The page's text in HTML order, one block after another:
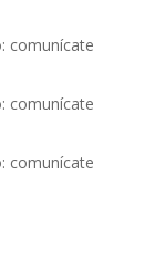
comunícate
comunícate
comunícate